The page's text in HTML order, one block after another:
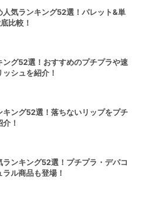
人気ランキング52選！パレット&単
比較！
ング52選！おすすめのプチプラや速
シュを紹介！
キング52選！落ちないリップをプチ
！
ンキング52選！プチプラ・デパコ
ル商品も登場！